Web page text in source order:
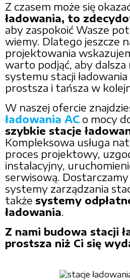
Z czasem może się
ładowania, to
aby zaspokoić Wasze
wiemy. Dlatego jeszcze
projektowania
warto podjąć, aby
systemu stacji ładowania
prostsza i tańsza w
W naszej ofercie
ładowania AC o mocy
szybkie stacje
Kompleksowa usługa
proces projektowy,
instalacyjny,
serwisową.
systemy zarządzania
także systemy
ładowania.
Z nami budowa stacji
prostsza niż Ci się